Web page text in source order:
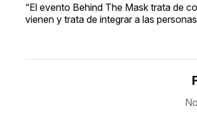
“El evento Behind The Mask trata de
vienen y trata de integrar a las